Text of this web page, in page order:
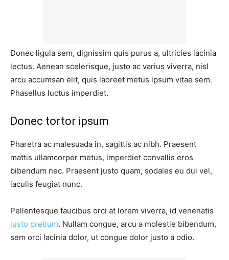
Donec ligula sem, dignissim quis purus a, ultricies lacinia
lectus. Aenean scelerisque, justo ac varius viverra, nisl
arcu accumsan elit, quis laoreet metus ipsum vitae sem.
Phasellus luctus imperdiet.
Donec tortor ipsum
Pharetra ac malesuada in, sagittis ac nibh. Praesent
mattis ullamcorper metus, imperdiet convallis eros
bibendum nec. Praesent justo quam, sodales eu dui vel,
iaculis feugiat nunc.
Pellentesque faucibus orci at lorem viverra, id venenatis
justo pretium. Nullam congue, arcu a molestie bibendum,
sem orci lacinia dolor, ut congue dolor justo a odio.